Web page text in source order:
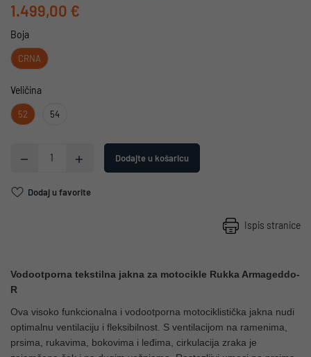
1.499,00 €
Boja
CRNA
Veličina
52 54
Dodajte u košaricu
Dodaj u favorite
Ispis stranice
Vodootporna tekstilna jakna za motocikle Rukka Armageddo-
R
Ova visoko funkcionalna i vodootporna motociklistička jakna nudi
optimalnu ventilaciju i fleksibilnost. S ventilacijom na ramenima,
prsima, rukavima, bokovima i leđima, cirkulacija zraka je